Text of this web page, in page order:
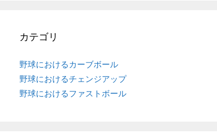
カテゴリ
野球におけるカーブボール
野球におけるチェンジアップ
野球におけるファストボール